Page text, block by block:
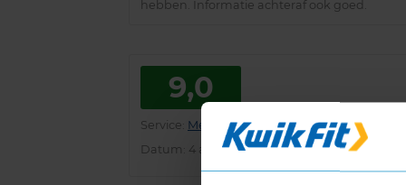
hebben. Informatie achteraf ook goed.
9,0
Service Merkbeurt
Datum : 4 augustus 2026 bij 416 Spijkenisse,